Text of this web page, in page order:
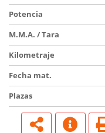
Potencia
M.M.A. / Tara
Kilometraje
Fecha mat.
Plazas